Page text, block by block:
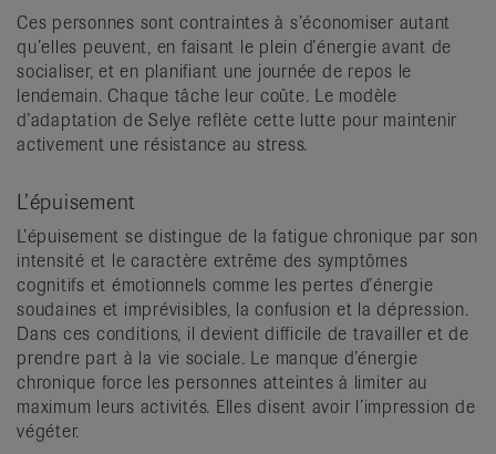
Ces personnes sont contraintes à s’économiser autant
qu’elles peuvent, en faisant le plein d’énergie avant de
socialiser, et en planifiant une journée de repos le
lendemain. Chaque tâche leur coûte. Le modèle
d’adaptation de Selye reflète cette lutte pour maintenir
activement une résistance au stress.
L’épuisement
L’épuisement se distingue de la fatigue chronique par son
intensité et le caractère extrême des symptômes
cognitifs et émotionnels comme les pertes d’énergie
soudaines et imprévisibles, la confusion et la dépression.
Dans ces conditions, il devient difficile de travailler et de
prendre part à la vie sociale. Le manque d’énergie
chronique force les personnes atteintes à limiter au
maximum leurs activités. Elles disent avoir l’impression de
végéter.